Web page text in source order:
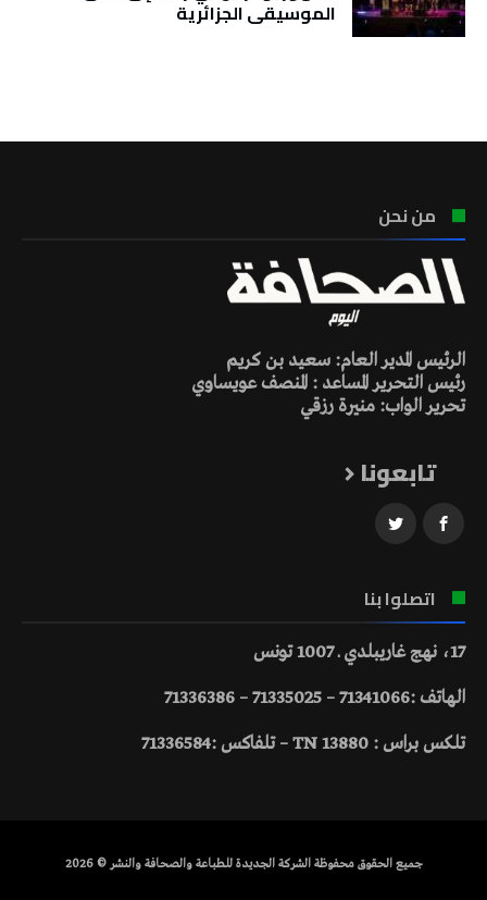
الموسيقى الجزائرية
من نحن
الرئيس المدير العام: سعيد بن كريم
رئيس التحرير المساعد : المنصف عويساوي
تحرير الواب: منيرة رزقي
تابعونا
اتصلوا بنا
17، نهج غاريبلدي ـ 1007 تونس
الهاتف :71341066 – 71335025 – 71336386
تلكس براس : 13880 TN – تلفاكس :71336584
جميع الحقوق محفوظة الشركة الجديدة للطباعة والصحافة والنشر © 2026